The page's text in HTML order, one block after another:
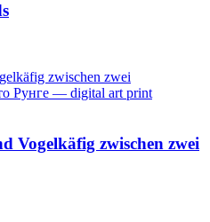
Vogelkäfig zwischen zwei